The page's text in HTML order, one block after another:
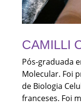
CAMILLI
Pós-graduada
Molecular. Foi
de Biologia
franceses. Foi